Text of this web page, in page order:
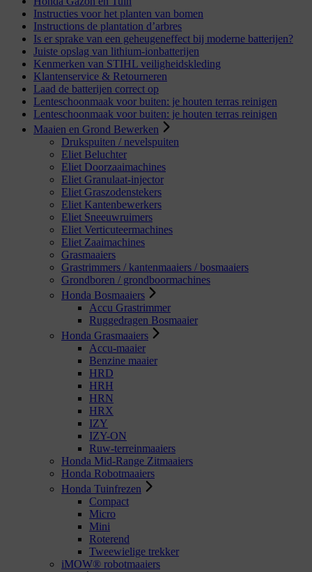
Instructies voor het planten van bomen
Instructions de plantation d’arbres
Is er sprake van een geheugeneffect bij moderne batterijen?
Juiste opslag van lithium-ionbatterijen
Kenmerken van STIHL veiligheidskleding
Klantenservice & Retourneren
Laad de batterijen correct op
Lenteschoonmaak voor buiten: je houten terras reinigen
Lenteschoonmaak voor buiten: je houten terras reinigen
Maaien en Grond Bewerken
Drukspuiten / nevelspuiten
Eliet Beluchter
Eliet Doorzaaimachines
Eliet Granulaat-injector
Eliet Graszodenstekers
Eliet Kantenbewerkers
Eliet Sneeuwruimers
Eliet Verticuteermachines
Eliet Zaaimachines
Grasmaaiers
Grastrimmers / kantenmaaiers / bosmaaiers
Grondboren / grondboormachines
Honda Bosmaaiers
Accu Grastrimmer
Ruggedragen Bosmaaier
Honda Grasmaaiers
Accu-maaier
Benzine maaier
HRD
HRH
HRN
HRX
IZY
IZY-ON
Ruw-terreinmaaiers
Honda Mid-Range Zitmaaiers
Honda Robotmaaiers
Honda Tuinfrezen
Compact
Micro
Mini
Roterend
Tweewielige trekker
iMOW® robotmaaiers